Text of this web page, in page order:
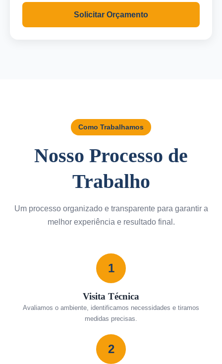
Solicitar Orçamento
Como Trabalhamos
Nosso Processo de
Trabalho
Um processo organizado e transparente para garantir a
melhor experiência e resultado final.
1
Visita Técnica
Avaliamos o ambiente, identificamos necessidades e tiramos
medidas precisas.
2